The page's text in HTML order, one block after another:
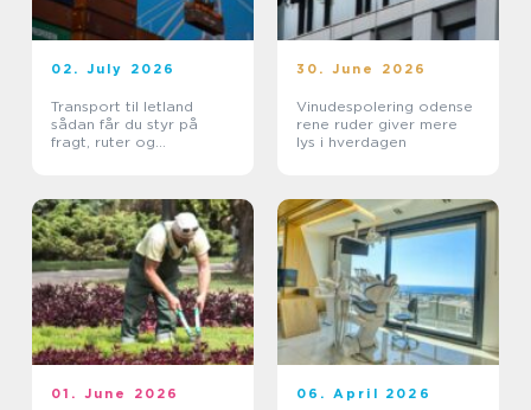
02. July 2026
Transport til letland
sådan får du styr på
fragt, ruter og
30. June 2026
Vinudespolering odense
rene ruder giver mere
lys i hverdagen
01. June 2026 06. April 2026